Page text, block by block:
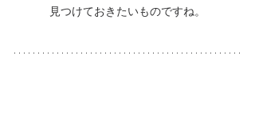
見つけておきたいものですね。